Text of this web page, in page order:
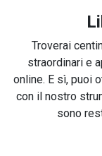
Troverai
straordinari e
online. E sì, puoi
con il nostro
sono